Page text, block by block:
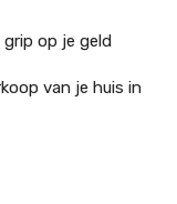
op je geld
van je huis in